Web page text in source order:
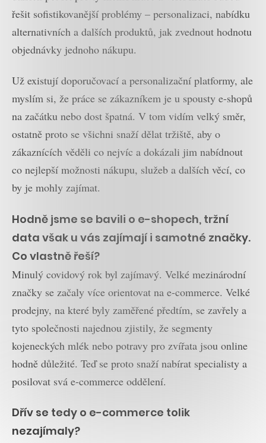
řešit sofistikovanější problémy – personalizaci, nabídku
alternativních a dalších produktů, jak zvednout hodnotu
objednávky jednoho nákupu.
Už existují doporučovací a personalizační platformy, ale
myslím si, že práce se zákazníkem je u spousty e-shopů
na začátku nebo dost špatná. V tom vidím velký směr,
ostatně proto se všichni snaží dělat tržiště, aby o
zákaznících věděli co nejvíc a dokázali jim nabídnout
co nejlepší možnosti nákupu, služeb a dalších věcí, co
by je mohly zajímat.
Hodně jsme se bavili o e-shopech, tržní
data však u vás zajímají i samotné značky.
Co vlastně řeší?
Minulý covidový rok byl zajímavý. Velké mezinárodní
značky se začaly více orientovat na e-commerce. Velké
prodejny, na které byly zaměřené předtím, se zavřely a
tyto společnosti najednou zjistily, že segmenty
kojeneckých mlék nebo potravy pro zvířata jsou online
hodně důležité. Teď se proto snaží nabírat specialisty a
posilovat svá e-commerce oddělení.
Dřív se tedy o e-commerce tolik
nezajímaly?